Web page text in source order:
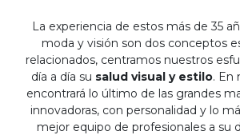
La experiencia de estos más de 35
moda y visión son dos conceptos
relacionados, centramos nuestros
día a día su salud visual y estilo. En
encontrará lo último de las grandes
innovadoras, con personalidad y lo
mejor equipo de profesionales a su